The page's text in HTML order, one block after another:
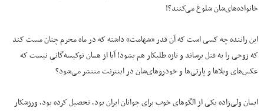
خانواده‌های‌شان شلوغ می‌کنند؟!
این راننده چه کسی است که آن قدر «شهامت» داشته که در ماه محرم چنان مست کند
که زوجی را به قتل برساند و تازه طلبکار هم بشود! آیا از همان نوکیسه‌گانی نیست که
عکس‌های ویلاها و پارتی‌ها و خودروهای‌شان در اینترنت منتشر می‌شود؟
ایمان ولی‌زاده یکی از الگوهای خوب برای جوانان ایران بود، تحصیل کرده بود، ورزشکار